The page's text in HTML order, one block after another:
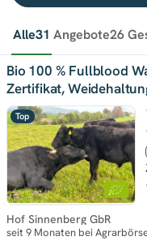
Alle31 Angebote26
Top
Bio 100 % Fullblood
Zertifikat,
·
Hof Sinnenberg GbR
seit 9 Monaten bei